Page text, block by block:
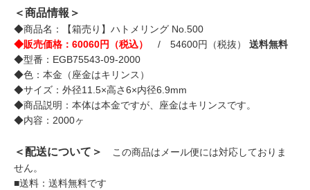
＜商品情報＞
◆商品名：【箱売り】ハトメリング No.500
◆販売価格：60060円（税込）
/ 54600円（税抜） 送料無料
◆型番：EGB75543-09-2000
◆色：本金（座金はキリンス）
◆サイズ：外径11.5×高さ6×内径6.9mm
◆商品説明：本体は本金ですが、座金はキリンスです。
◆内容：2000ヶ
＜配送について＞
この商品はメール便には対応しておりま
せん。
■送料：送料無料です